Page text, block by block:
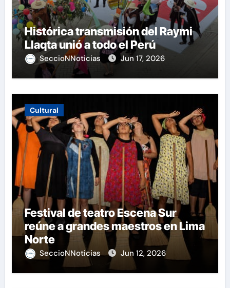
Histórica transmisión del Raymi
Llaqta unió a todo el Perú
SeccioNNoticias Jun 17, 2026
Cultural
Festival de teatro Escena Sur
reúne a grandes maestros en Lima
Norte
SeccioNNoticias Jun 12, 2026